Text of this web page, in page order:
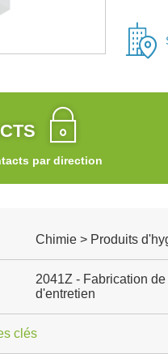
par direction
Chimie > Produits
2041Z - Fabrication
d'entretien
clés